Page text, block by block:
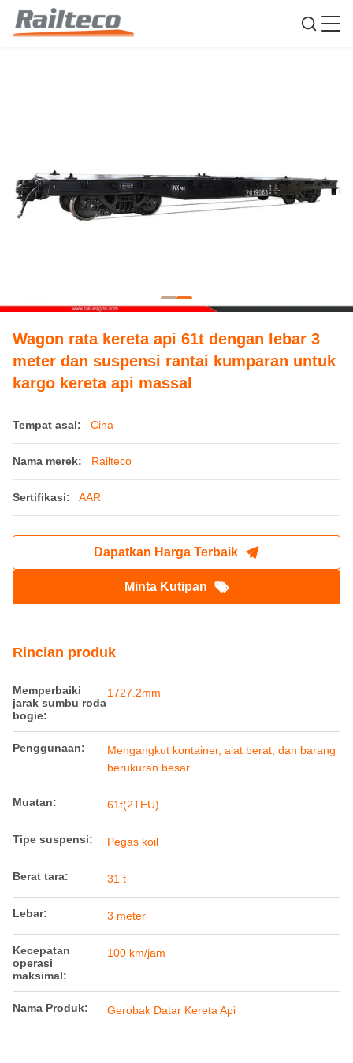
Wagon rata kereta api 61t dengan lebar 3
meter dan suspensi rantai kumparan untuk
kargo kereta api massal
Tempat asal: Cina
Nama merek: Railteco
Sertifikasi: AAR
Dapatkan Harga Terbaik
Minta Kutipan
Rincian produk
Memperbaiki
jarak sumbu roda
bogie:
1727.2mm
Penggunaan:
Mengangkut kontainer, alat berat, dan barang
berukuran besar
Muatan: 61t(2TEU)
Tipe suspensi: Pegas koil
Berat tara: 31 t
Lebar: 3 meter
Kecepatan
operasi
maksimal:
100 km/jam
Nama Produk: Gerobak Datar Kereta Api